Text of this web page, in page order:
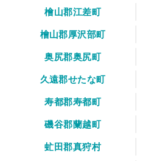
檜山郡江差町
檜山郡厚沢部町
奥尻郡奥尻町
久遠郡せたな町
寿都郡寿都町
磯谷郡蘭越町
虻田郡真狩村